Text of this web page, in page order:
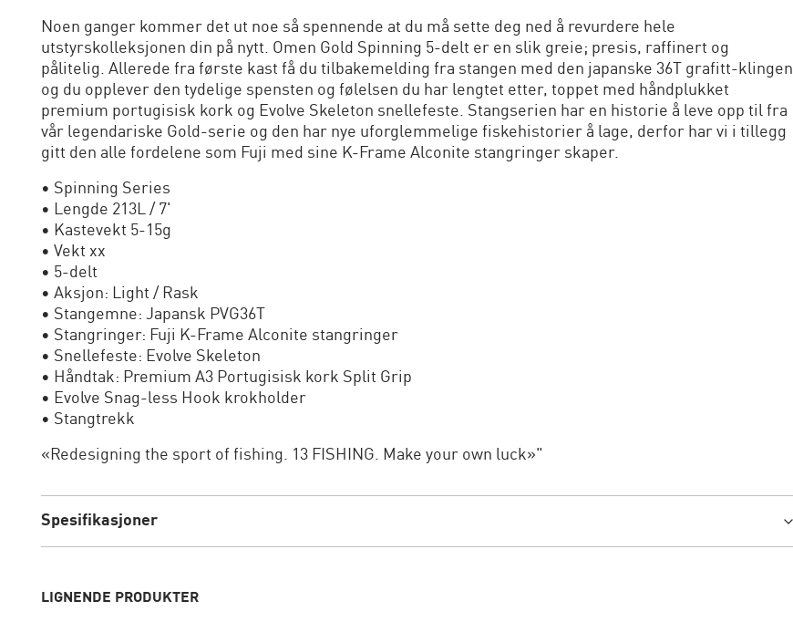
Noen ganger kommer det ut noe så spennende at du må sette deg ned å revurdere hele
utstyrskolleksjonen din på nytt. Omen Gold Spinning 5-delt er en slik greie; presis, raffinert og
pålitelig. Allerede fra første kast få du tilbakemelding fra stangen med den japanske 36T grafitt-klingen
og du opplever den tydelige spensten og følelsen du har lengtet etter, toppet med håndplukket
premium portugisisk kork og Evolve Skeleton snellefeste. Stangserien har en historie å leve opp til fra
vår legendariske Gold-serie og den har nye uforglemmelige fiskehistorier å lage, derfor har vi i tillegg
gitt den alle fordelene som Fuji med sine K-Frame Alconite stangringer skaper.
• Spinning Series
• Lengde 213L / 7'
• Kastevekt 5-15g
• Vekt xx
• 5-delt
• Aksjon: Light / Rask
• Stangemne: Japansk PVG36T
• Stangringer: Fuji K-Frame Alconite stangringer
• Snellefeste: Evolve Skeleton
• Håndtak: Premium A3 Portugisisk kork Split Grip
• Evolve Snag-less Hook krokholder
• Stangtrekk
«Redesigning the sport of fishing. 13 FISHING. Make your own luck»"
Spesifikasjoner
LIGNENDE PRODUKTER